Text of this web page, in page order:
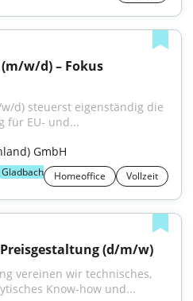
w/d) steuerst eigenständig die
für EU- und...
GmbH
Homeoffice Vollzeit
(d/m/w)
vereinen wir technisches,
Know-how und...